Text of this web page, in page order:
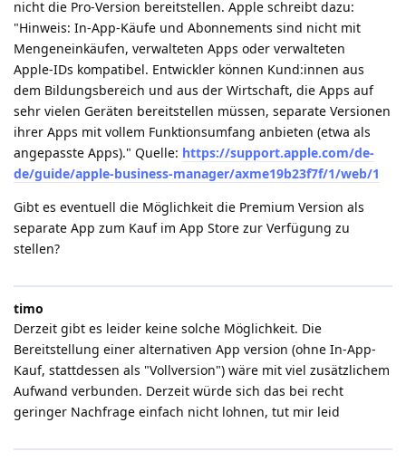
nicht die Pro-Version bereitstellen. Apple schreibt dazu:
"Hinweis: In-App-Käufe und Abonnements sind nicht mit
Mengeneinkäufen, verwalteten Apps oder verwalteten
Apple‑IDs kompatibel. Entwickler können Kund:innen aus
dem Bildungsbereich und aus der Wirtschaft, die Apps auf
sehr vielen Geräten bereitstellen müssen, separate Versionen
ihrer Apps mit vollem Funktionsumfang anbieten (etwa als
angepasste Apps)." Quelle: https://support.apple.com/de-
de/guide/apple-business-manager/axme19b23f7f/1/web/1
Gibt es eventuell die Möglichkeit die Premium Version als
separate App zum Kauf im App Store zur Verfügung zu
stellen?
timo
Derzeit gibt es leider keine solche Möglichkeit. Die
Bereitstellung einer alternativen App version (ohne In-App-
Kauf, stattdessen als "Vollversion") wäre mit viel zusätzlichem
Aufwand verbunden. Derzeit würde sich das bei recht
geringer Nachfrage einfach nicht lohnen, tut mir leid